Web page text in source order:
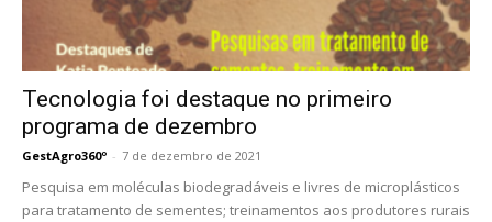
Tecnologia foi destaque no primeiro
programa de dezembro
GestAgro360º - 7 de dezembro de 2021
Pesquisa em moléculas biodegradáveis e livres de microplásticos
para tratamento de sementes; treinamentos aos produtores rurais